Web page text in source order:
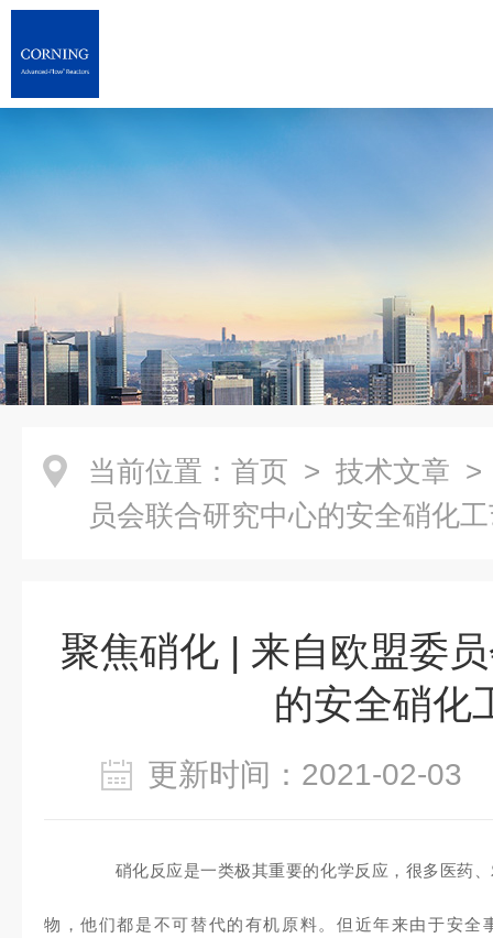
当前位置： 首页 > 技术文章 >
员会联合研究中心的安全硝化
聚焦硝化 | 来自欧盟委
的安全硝化
更新时间：2021-02-
硝化反应是一类极其重要的化学反应，很多医药
物，他们都是不可替代的有机原料。但近年来由于安全